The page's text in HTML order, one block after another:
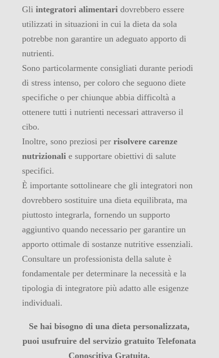
Gli integratori alimentari dovrebbero essere
utilizzati in situazioni in cui la dieta da sola
potrebbe non garantire un adeguato apporto di
nutrienti.
Sono particolarmente consigliati durante periodi
di stress intenso, per coloro che seguono diete
specifiche o per chiunque abbia difficoltà a
ottenere tutti i nutrienti necessari attraverso il
cibo.
Inoltre, sono preziosi per risolvere carenze
nutrizionali e supportare obiettivi di salute
specifici.
È importante sottolineare che gli integratori non
dovrebbero sostituire una dieta equilibrata, ma
piuttosto integrarla, fornendo un supporto
aggiuntivo quando necessario per garantire un
apporto ottimale di sostanze nutritive essenziali.
Consultare un professionista della salute è
fondamentale per determinare la necessità e la
tipologia di integratore più adatto alle esigenze
individuali.
Se hai bisogno di una dieta personalizzata,
puoi usufruire del servizio gratuito Telefonata
Conoscitiva Gratuita,